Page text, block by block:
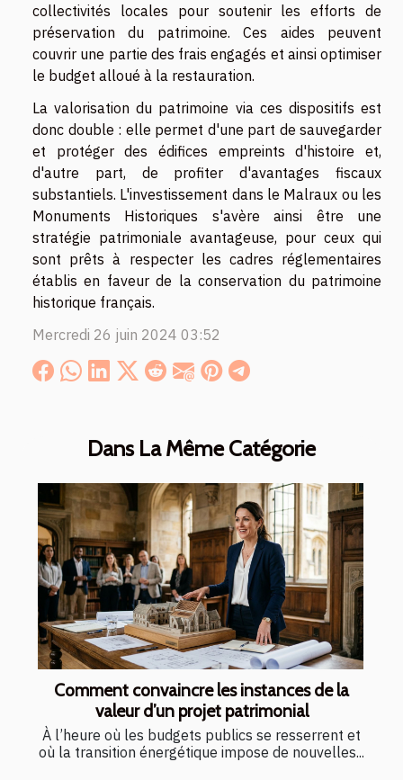
Dans La Même Catégorie
Comment convaincre les instances de la
valeur d’un projet patrimonial
À l’heure où les budgets publics se resserrent et
où la transition énergétique impose de nouvelles...
collectivités locales pour soutenir les efforts de
préservation du patrimoine. Ces aides peuvent
couvrir une partie des frais engagés et ainsi optimiser
le budget alloué à la restauration.
La valorisation du patrimoine via ces dispositifs est
donc double : elle permet d'une part de sauvegarder
et protéger des édifices empreints d'histoire et,
d'autre part, de profiter d'avantages fiscaux
substantiels. L'investissement dans le Malraux ou les
Monuments Historiques s'avère ainsi être une
stratégie patrimoniale avantageuse, pour ceux qui
sont prêts à respecter les cadres réglementaires
établis en faveur de la conservation du patrimoine
historique français.
Mercredi 26 juin 2024 03:52